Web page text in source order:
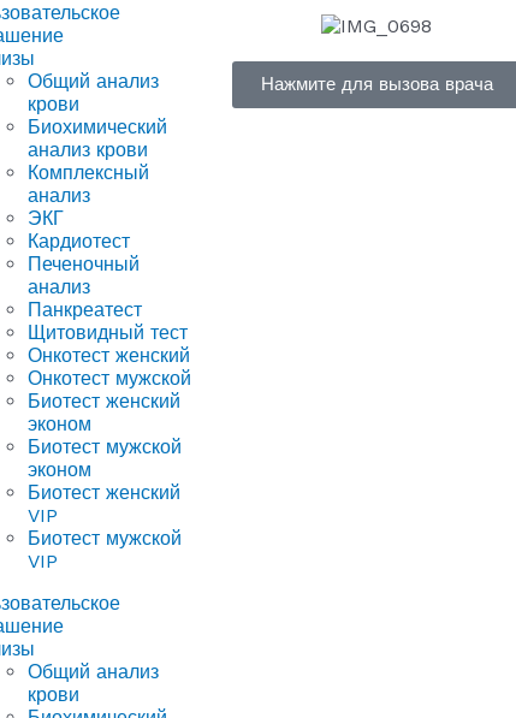
Общий анализ
крови
Биохимический
анализ крови
Комплексный
анализ
ЭКГ
Кардиотест
Печеночный
анализ
Панкреатест
Щитовидный тест
Онкотест женский
Онкотест мужской
Биотест женский
эконом
Биотест мужской
эконом
Биотест женский
VIP
Биотест мужской
VIP
Общий анализ
крови
Нажмите для вызова врача